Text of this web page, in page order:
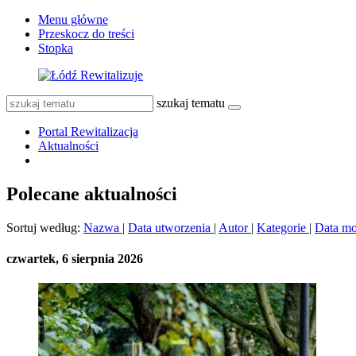
Menu główne
Przeskocz do treści
Stopka
szukaj tematu
Portal Rewitalizacja
Aktualności
Polecane aktualności
Sortuj według: Nazwa | Data utworzenia | Autor | Kategorie | Data
czwartek, 6 sierpnia 2026